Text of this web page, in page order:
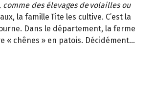
des élevages de volailles ou
la famille Tite les cultive. C’est la
Dans le département, la ferme
« chênes » en patois. Décidément…